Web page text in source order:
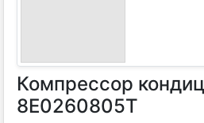
Компрессор
8E0260805T